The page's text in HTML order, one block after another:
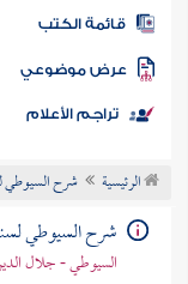
المكتبة
الكتب
موضوعي
تراجم الأعلام
الرئيسية شرح السيوطي
شرح السيوطي
السيوطي - جلال